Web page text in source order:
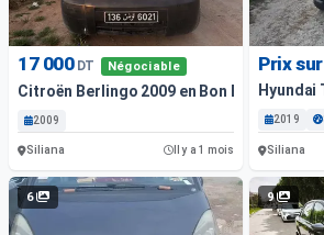
17 000 DT Négociable
Citroën Berlingo 2009 en Bon État sans
2009
Siliana Il y a 1 mois
Prix
Hyundai
2019
Siliana
6 9